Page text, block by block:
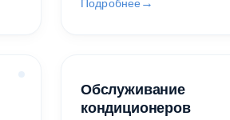
Подробнее
Обслуживание
кондиционеров